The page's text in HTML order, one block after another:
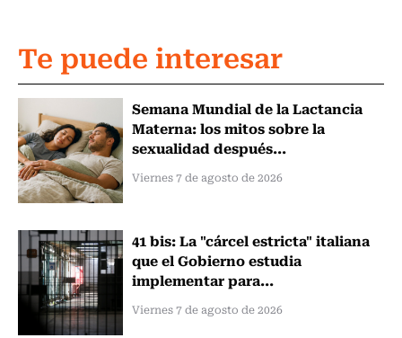
Te puede interesar
Semana Mundial de la Lactancia
Materna: los mitos sobre la
sexualidad después...
Viernes 7 de agosto de 2026
41 bis: La "cárcel estricta" italiana
que el Gobierno estudia
implementar para...
Viernes 7 de agosto de 2026